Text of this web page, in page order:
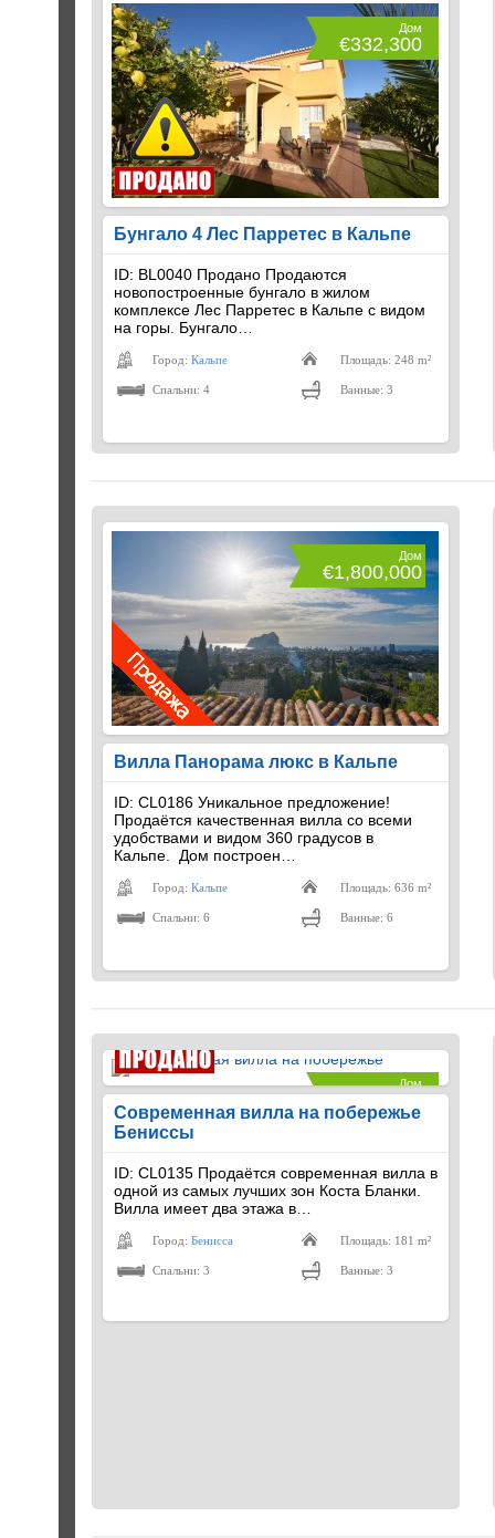
Дом
€332,300
Бунгало 4 Лес Парретес в Кальпе
ID: BL0040 Продано Продаются
новопостроенные бунгало в жилом
комплексе Лес Парретес в Кальпе с видом
на горы. Бунгало…
Город: Кальпе Площадь: 248 m²
Спальни: 4 Ванные: 3
Дом
€1,800,000
Вилла Панорама люкс в Кальпе
ID: CL0186 Уникальное предложение!
Продаётся качественная вилла со всеми
удобствами и видом 360 градусов в
Кальпе. Дом построен…
Город: Кальпе Площадь: 636 m²
Спальни: 6 Ванные: 6
Дом
€560,000
Современная вилла на побережье
Бениссы
ID: CL0135 Продаётся современная вилла в
одной из самых лучших зон Коста Бланки.
Вилла имеет два этажа в…
Город: Бенисса Площадь: 181 m²
Спальни: 3 Ванные: 3